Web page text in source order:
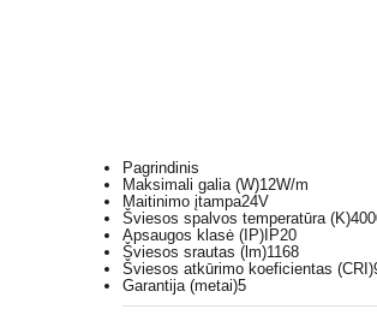
Pagrindinis
Maksimali galia (W)12W/m
Maitinimo įtampa24V
Šviesos spalvos temperatūra (K)
Apsaugos klasė (IP)IP20
Šviesos srautas (lm)1168
Šviesos atkūrimo koeficientas (CRI)
Garantija (metai)5